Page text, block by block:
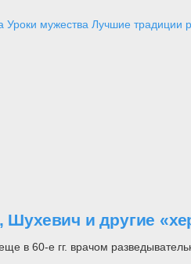
Уроки мужества Лучшие традиции
и другие
в 60-е гг. врачом